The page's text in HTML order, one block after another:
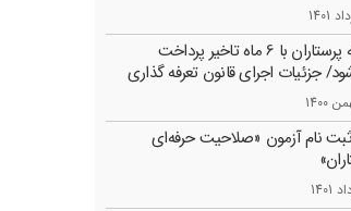
کارانه‌ پرستاران با 6 ماه تاخیر پرداخت
جزئیات اجرای قانون تعرفه گذاری
ثبت نام آزمون «صلاحیت حرفه‌ای